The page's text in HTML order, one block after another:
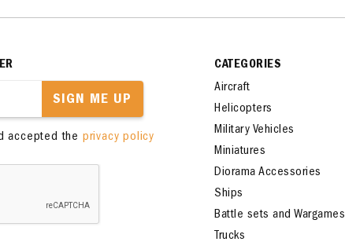
SIGN ME UP
accepted the privacy policy
CATEGORIES
Aircraft
Helicopters
Military Vehicles
Miniatures
Diorama Accessories
Ships
Battle sets and Wargames
Trucks